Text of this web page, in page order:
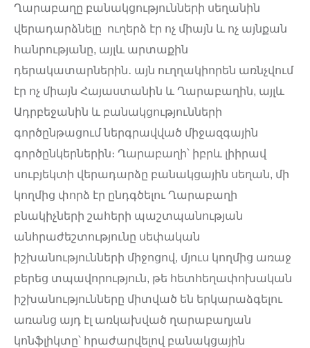
Ղարաբաղը բանակցությունների սեղանին
վերադարձնելը ուղերձ էր ոչ միայն և ոչ այնքան
հանրությանը, այլև արտաքին
դերակատարներին․ այն ուղղակիորեն առնչվում
էր ոչ միայն Հայաստանին և Ղարաբաղին, այլև
Ադրբեջանին և բանակցությունների
գործընթացում ներգրավված միջազգային
գործընկերներին։ Ղարաբաղի՝ իբրև լիիրավ
սուբյեկտի վերադարձը բանակցային սեղան, մի
կողմից փորձ էր ընդգծելու Ղարաբաղի
բնակիչների շահերի պաշտպանության
անհրաժեշտությունը սեփական
իշխանությունների միջոցով, մյուս կողմից առաջ
բերեց տպավորություն, թե հետհեղափոխական
իշխանությունները միտված են երկարաձգելու
առանց այդ էլ առկախված ղարաբաղյան
կոնֆլիկտը՝ հրաժարվելով բանակցային